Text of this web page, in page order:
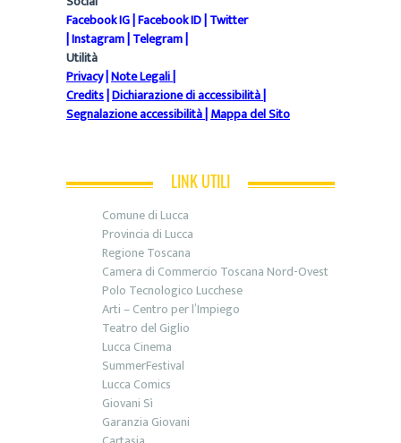
Facebook IG|Facebook ID|Twitter
|Instagram|Telegram|
Utilità
Privacy|Note Legali|
Credits|Dichiarazione di accessibilità|
Segnalazione accessibilità|Mappa del Sito
LINK UTILI
Comune di Lucca
Provincia di Lucca
Regione Toscana
Camera di Commercio Toscana Nord-Ovest
Polo Tecnologico Lucchese
Arti – Centro per l’Impiego
Teatro del Giglio
Lucca Cinema
SummerFestival
Lucca Comics
Giovani Sì
Garanzia Giovani